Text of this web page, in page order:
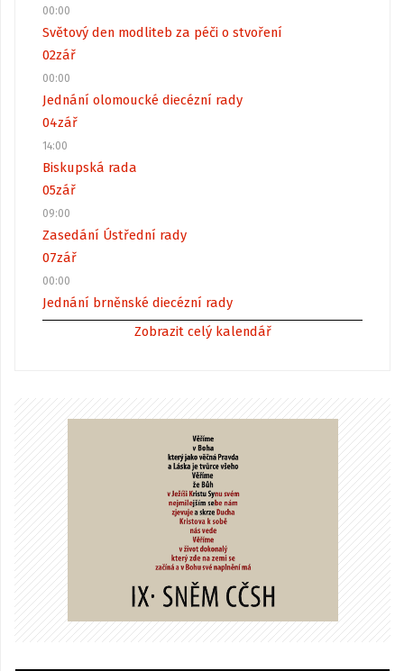
00:00
Světový den modliteb za péči o stvoření
02zář
00:00
Jednání olomoucké diecézní rady
04zář
14:00
Biskupská rada
05zář
09:00
Zasedání Ústřední rady
07zář
00:00
Jednání brněnské diecézní rady
Zobrazit celý kalendář